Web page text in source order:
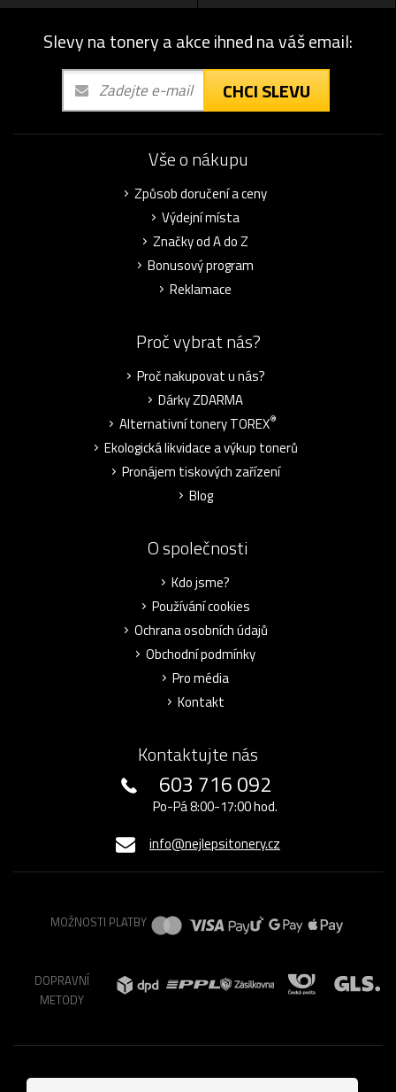
Slevy na tonery a akce ihned na váš email:
CHCI SLEVU
Vše o nákupu
Způsob doručení a ceny
Výdejní místa
Značky od A do Z
Bonusový program
Reklamace
Proč vybrat nás?
Proč nakupovat u nás?
Dárky ZDARMA
Alternativní tonery TOREX®
Ekologická likvidace a výkup tonerů
Pronájem tiskových zařízení
Blog
O společnosti
Kdo jsme?
Používání cookies
Ochrana osobních údajů
Obchodní podmínky
Pro média
Kontakt
Kontaktujte nás
603 716 092
Po-Pá 8:00-17:00 hod.
info@nejlepsitonery.cz
MOŽNOSTI PLATBY
DOPRAVNÍ
METODY